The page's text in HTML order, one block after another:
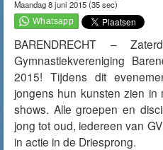
Maandag 8 juni 2015(35 sec)
BARENDRECHT –
Gymnastiekvereniging
2015! Tijdens dit
jongens hun kunsten zien in
shows. Alle groepen en
jong tot oud, iedereen van
in actie in de Driesprong.